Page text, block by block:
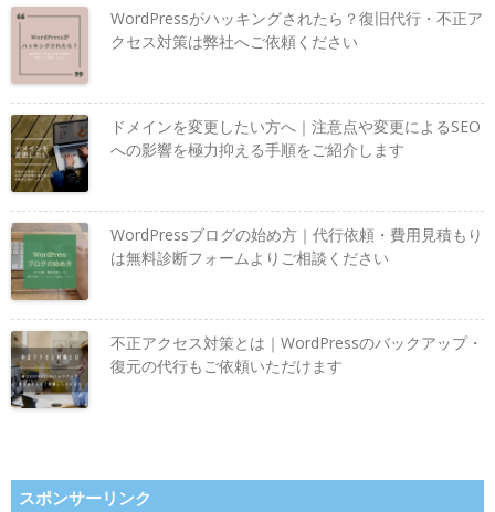
WordPressがハッキングされたら？復旧代行・不正ア
クセス対策は弊社へご依頼ください
ドメインを変更したい方へ｜注意点や変更によるSEO
への影響を極力抑える手順をご紹介します
WordPressブログの始め方｜代行依頼・費用見積もり
は無料診断フォームよりご相談ください
不正アクセス対策とは｜WordPressのバックアップ・
復元の代行もご依頼いただけます
スポンサーリンク